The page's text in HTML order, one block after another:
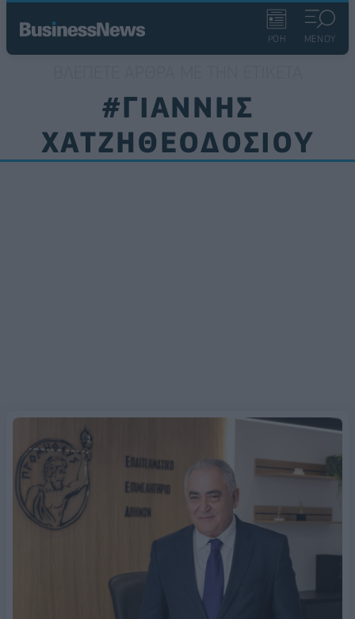
ΡΟΗ ΜΕΝΟΥ
#ΓΙΑΝΝΗΣ
ΧΑΤΖΗΘΕΟΔΟΣΙΟΥ